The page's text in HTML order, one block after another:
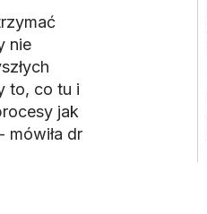
nie
to, co tu i
jak
mówiła dr